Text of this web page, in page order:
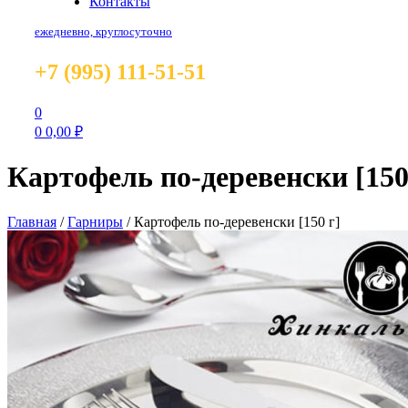
ежедневно, круглосуточно
+7 (995) 111-51-51
0
0 0,00 ₽
Картофель по-деревенски
Главная /Гарниры /Картофель по-деревенски [150 г]